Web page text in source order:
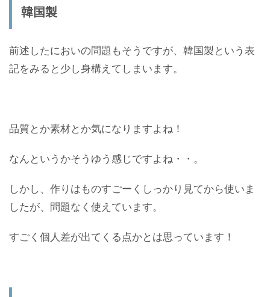
韓国製
前述したにおいの問題もそうですが、韓国製という表
記をみると少し身構えてしまいます。
品質とか素材とか気になりますよね！
なんというかそうゆう感じですよね・・。
しかし、作りはものすごーくしっかり見てから使いま
したが、問題なく使えています。
すごく個人差が出てくる点かとは思っています！